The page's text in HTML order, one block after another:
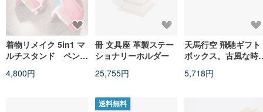
着物リメイク 5in1 マ
ルチスタンド ペン立
ム 和モダン ギフト
4,800円
冊 文具座 革製ステー
ショナリーホルダー
25,755円
送料無料
天馬行空 飛馳ギフト
ボックス。古風な時
使い方。変化をあな
5,718円